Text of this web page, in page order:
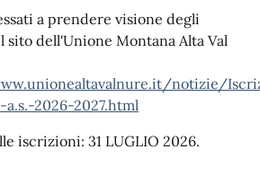
a prendere visione degli
dell'Unione Montana Alta Val
notizie/
2026-2027.html
iscrizioni: 31 LUGLIO 2026.